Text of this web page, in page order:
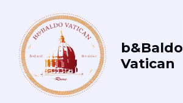
contenuto
b&Baldo
Vatican